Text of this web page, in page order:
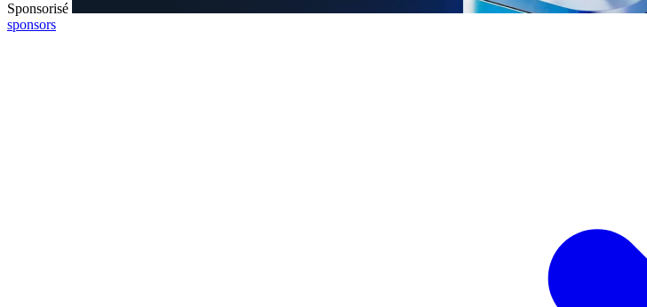
Sponsorisé
sponsors